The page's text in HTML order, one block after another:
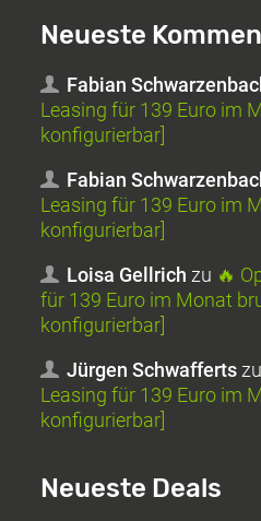
Neueste
Fabian
Leasing für 139 Euro im
konfigurierbar]
Fabian
Leasing für 139 Euro im
konfigurierbar]
Loisa Gellrich zu 🔥
für 139 Euro im Monat
konfigurierbar]
Jürgen Schwafferts zu
Leasing für 139 Euro im
konfigurierbar]
Neueste Deals